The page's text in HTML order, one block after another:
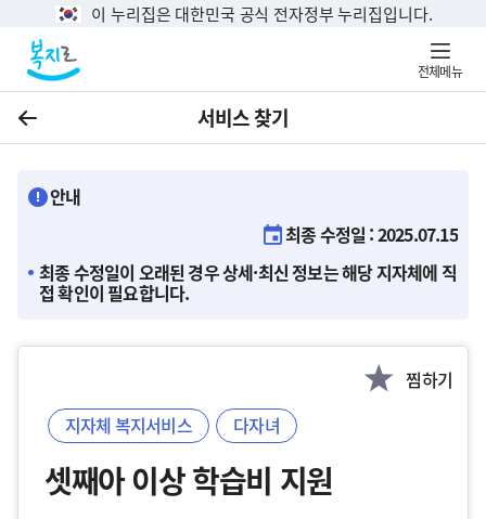
이 누리집은 대한민국 공식 전자정부 누리집입니다.
전체메뉴
이전 서비스 찾기
안내
최종 수정일 : 2025.07.15
최종 수정일이 오래된 경우 상세·최신 정보는 해당 지자체에 직
접 확인이 필요합니다.
찜하기
지자체 복지서비스
다자녀
셋째아 이상 학습비 지원